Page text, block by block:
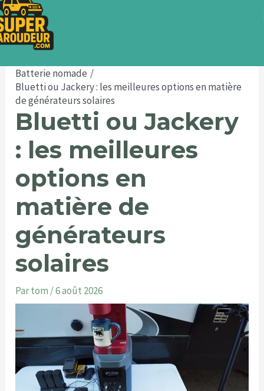
Aller
au
contenu
Batterie nomade
Bluetti ou Jackery : les meilleures options en matière
de générateurs solaires
Bluetti ou Jackery
: les meilleures
options en
matière de
générateurs
solaires
Partom /6 août 2026